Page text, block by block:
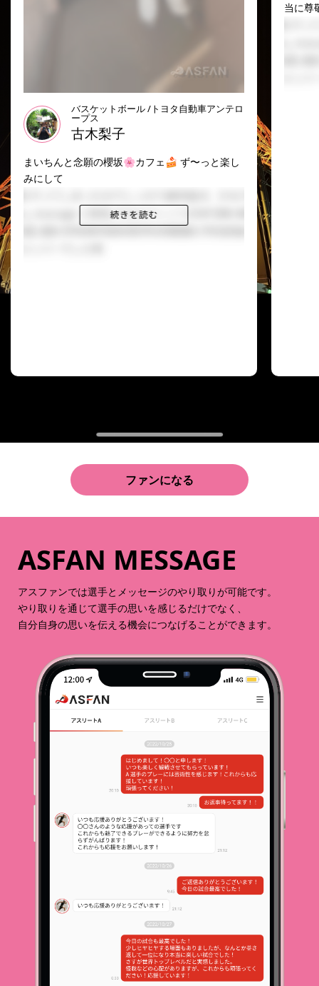
バスケットボール /トヨタ自動車アンテロ
ープス
古木梨子
まいちんと念願の櫻坂🌸カフェ🍰 ず〜っと楽し
みにして
当に尊
ファンになる
ASFAN MESSAGE
アスファンでは選手とメッセージのやり取りが可能です。
やり取りを通じて選手の思いを感じるだけでなく、
自分自身の思いを伝える機会につなげることができます。